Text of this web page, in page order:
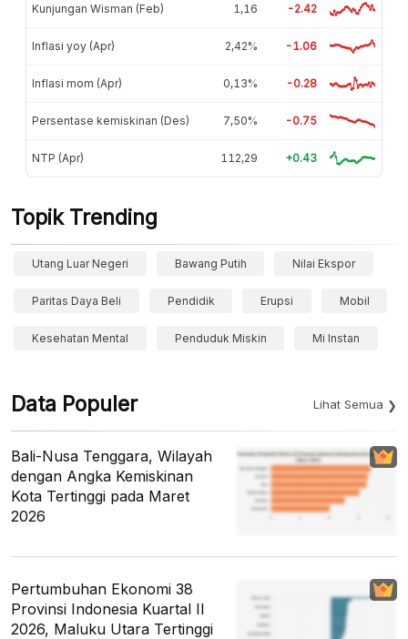
Kunjungan Wisman (Feb) 1,16 -2.42
Inflasi yoy (Apr) 2,42% -1.06
Inflasi mom (Apr) 0,13% -0.28
Persentase kemiskinan (Des) 7,50% -0.75
NTP (Apr) 112,29 +0.43
Topik Trending
Utang Luar Negeri Bawang Putih Nilai Ekspor
Paritas Daya Beli Pendidik Erupsi Mobil
Kesehatan Mental Penduduk Miskin Mi Instan
Data Populer Lihat Semua
Bali-Nusa Tenggara, Wilayah
dengan Angka Kemiskinan
Kota Tertinggi pada Maret
2026
Pertumbuhan Ekonomi 38
Provinsi Indonesia Kuartal II
2026, Maluku Utara Tertinggi